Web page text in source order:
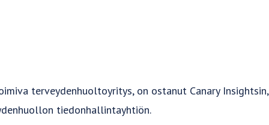
terveydenhuoltoyritys, on ostanut Canary Insightsin,
tiedonhallintayhtiön.